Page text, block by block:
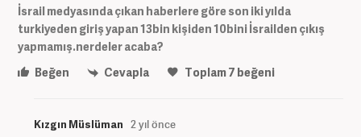
İsrail medyasında çıkan haberlere göre son iki yılda
turkiyeden giriş yapan 13bin kişiden 10bini İsrailden çıkış
yapmamış.nerdeler acaba?
Beğen
Cevapla Toplam7 beğeni
Kızgın Müslüman 2 yıl önce